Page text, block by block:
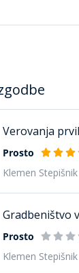
Verovanja
Prosto
Klemen Stepišnik
Gradbeništvo
Prosto
Klemen Stepišnik